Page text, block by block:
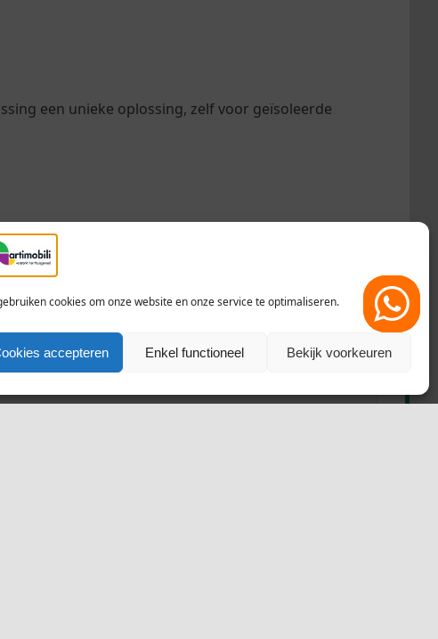
cookies om onze website en onze service te optimaliseren.
accepteren Enkel functioneel Bekijk voorkeuren
een unieke oplossing, zelf voor geïsoleerde